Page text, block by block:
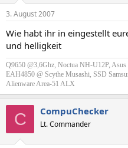
3. August 2007
Wie habt ihr in eingestellt
und helligkeit
Q9650 @3,6Ghz, Noctua NH-U12P,
EAH4850 @ Scythe Musashi, SSD
Alienware Area-51 ALX
C CompuChecker
Lt. Commander